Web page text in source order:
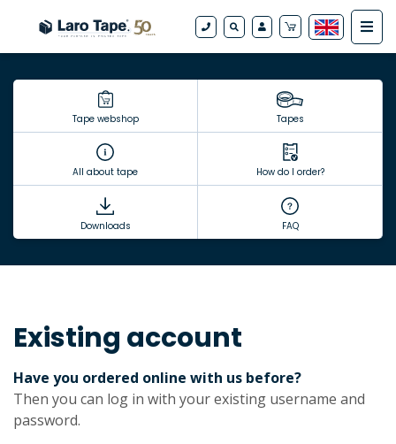
Tape webshop Tapes
All about tape How do I order?
Downloads FAQ
Existing account
Have you ordered online with us before?
Then you can log in with your existing username and
password.